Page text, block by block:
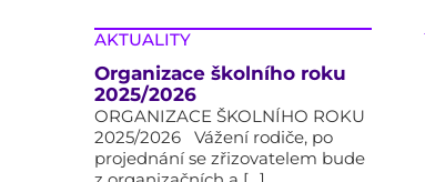
AKTUALITY
Organizace školního roku
2025/2026
ORGANIZACE ŠKOLNÍHO ROKU
2025/2026 Vážení rodiče, po
projednání se zřizovatelem bude